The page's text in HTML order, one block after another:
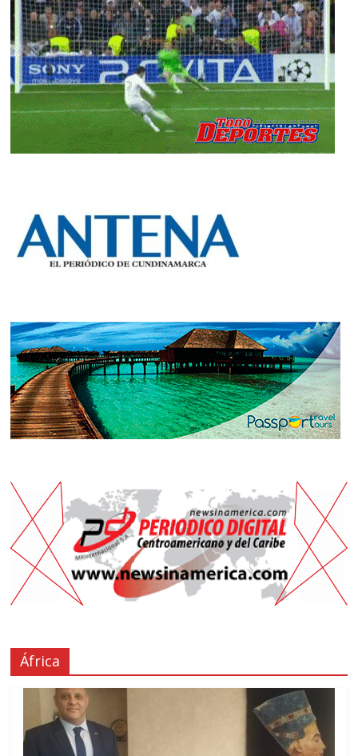
África